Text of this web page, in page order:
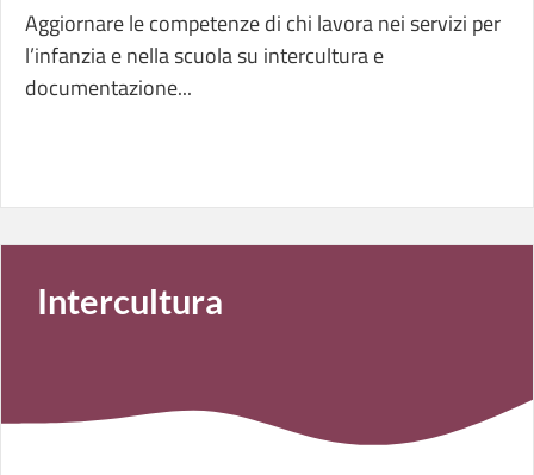
Aggiornare le competenze di chi lavora nei servizi per
l’infanzia e nella scuola su intercultura e
documentazione...
Intercultura